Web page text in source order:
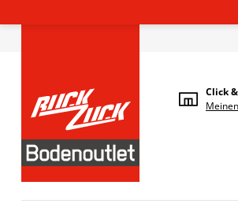
Click
Meinen